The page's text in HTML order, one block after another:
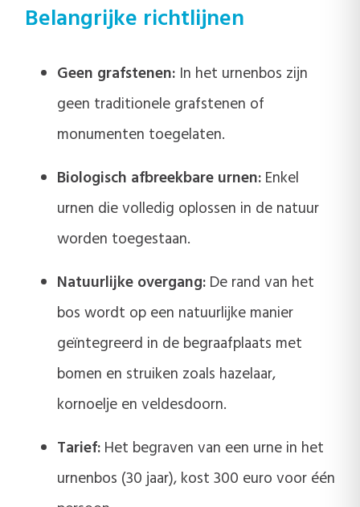
Belangrijke richtlijnen
Geen grafstenen: In het urnenbos zijn
geen traditionele grafstenen of
monumenten toegelaten.
Biologisch afbreekbare urnen: Enkel
urnen die volledig oplossen in de natuur
worden toegestaan.
Natuurlijke overgang: De rand van het
bos wordt op een natuurlijke manier
geïntegreerd in de begraafplaats met
bomen en struiken zoals hazelaar,
kornoelje en veldesdoorn.
Tarief: Het begraven van een urne in het
urnenbos (30 jaar), kost 300 euro voor één